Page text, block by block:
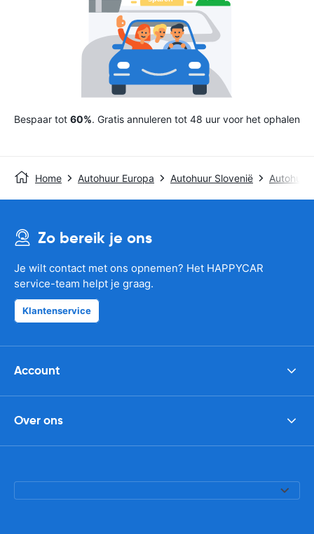
Bespaar tot 60%. Gratis annuleren tot 48 uur voor het ophalen
Home Autohuur Europa Autohuur Slovenië Autohuur
Zo bereik je ons
Je wilt contact met ons opnemen? Het HAPPYCAR
service-team helpt je graag.
Klantenservice
Account
Over ons